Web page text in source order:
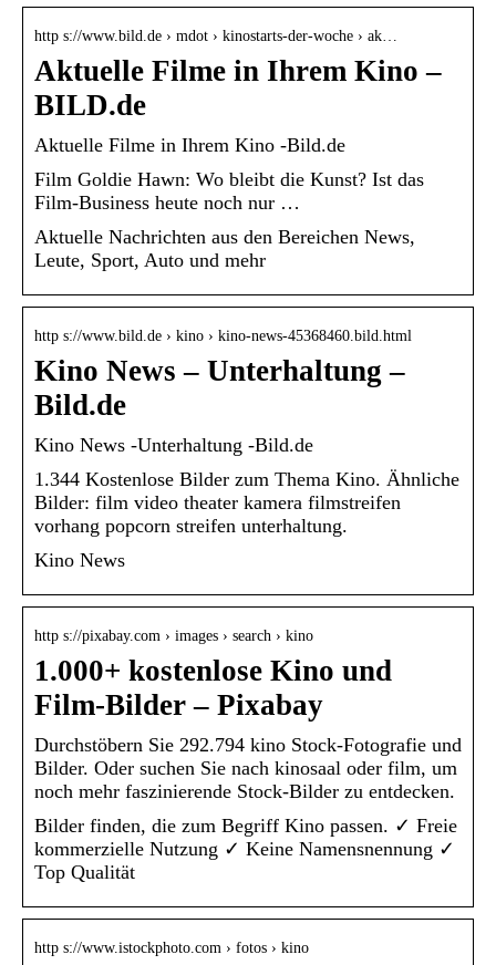
http s://www.bild.de › mdot › kinostarts-der-woche › ak…
Aktuelle Filme in Ihrem Kino –
BILD.de
Aktuelle Filme in Ihrem Kino -Bild.de
Film Goldie Hawn: Wo bleibt die Kunst? Ist das
Film-Business heute noch nur …
Aktuelle Nachrichten aus den Bereichen News,
Leute, Sport, Auto und mehr
http s://www.bild.de › kino › kino-news-45368460.bild.html
Kino News – Unterhaltung –
Bild.de
Kino News -Unterhaltung -Bild.de
1.344 Kostenlose Bilder zum Thema Kino. Ähnliche
Bilder: film video theater kamera filmstreifen
vorhang popcorn streifen unterhaltung.
Kino News
http s://pixabay.com › images › search › kino
1.000+ kostenlose Kino und
Film-Bilder – Pixabay
Durchstöbern Sie 292.794 kino Stock-Fotografie und
Bilder. Oder suchen Sie nach kinosaal oder film, um
noch mehr faszinierende Stock-Bilder zu entdecken.
Bilder finden, die zum Begriff Kino passen. ✓ Freie
kommerzielle Nutzung ✓ Keine Namensnennung ✓
Top Qualität
http s://www.istockphoto.com › fotos › kino